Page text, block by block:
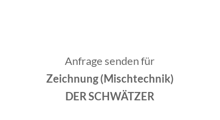
Anfrage senden für
Zeichnung (Mischtechnik)
DER SCHWÄTZER